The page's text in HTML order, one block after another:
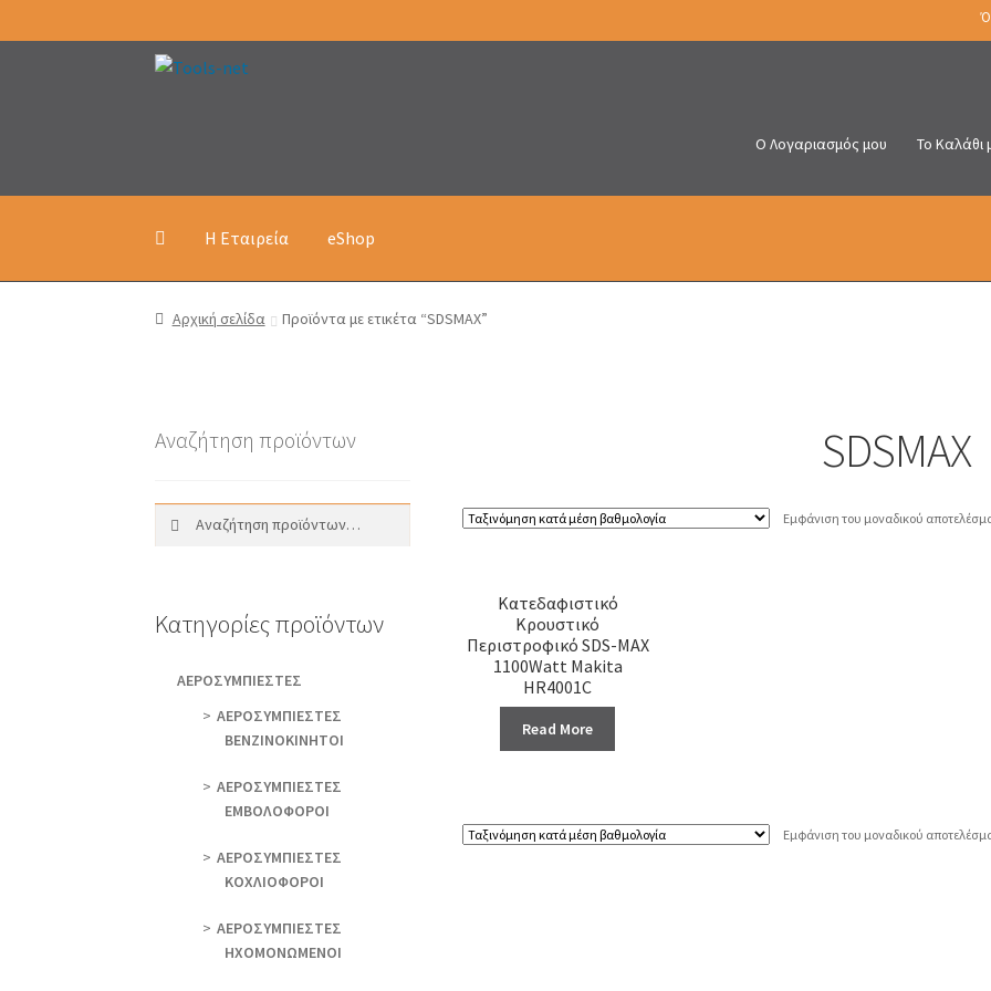
Ο Λογαριασμός μου Το Καλάθι
Η Εταιρεία eShop
Αρχική σελίδα Προϊόντα με ετικέτα “SDSMAX”
SDSMAX
Εμφάνιση του μοναδικού
Κατεδαφιστικό
Κρουστικό
Περιστροφικό SDS-ΜΑΧ
1100Watt Makita
HR4001C
Read More
Εμφάνιση του μοναδικού
Αναζήτηση προϊόντων
Αναζήτηση
Αναζήτηση
Κατηγορίες προϊόντων
AEΡΟΣΥΜΠΙΕΣΤΕΣ
AEΡΟΣΥΜΠΙΕΣΤΕΣ
ΒΕΝΖΙΝΟΚΙΝΗΤΟΙ
AEΡΟΣΥΜΠΙΕΣΤΕΣ
ΕΜΒΟΛΟΦΟΡΟΙ
AEΡΟΣΥΜΠΙΕΣΤΕΣ
ΚΟΧΛΙΟΦΟΡΟΙ
ΑΕΡΟΣΥΜΠΙΕΣΤΕΣ
ΗΧΟΜΟΝΩΜΕΝΟΙ